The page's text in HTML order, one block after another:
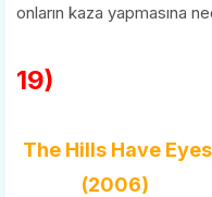
onların kaza yapmasına
19)
The Hills Have Eyes
(2006)